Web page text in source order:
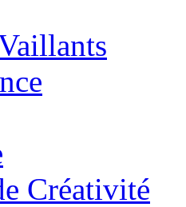
Créativité